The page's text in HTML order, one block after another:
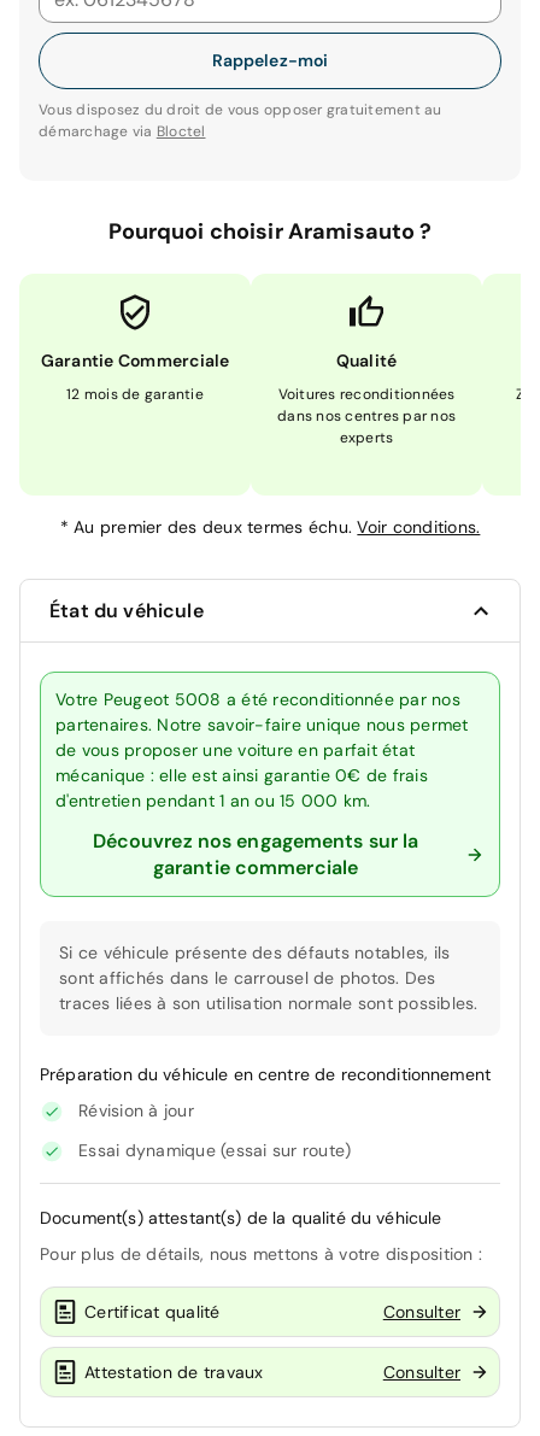
Rappelez-moi
Vous disposez du droit de vous opposer gratuitement au
démarchage via Bloctel
Pourquoi choisir Aramisauto ?
Garantie Commerciale
12 mois de garantie
Qualité
Voitures reconditionnées
dans nos centres par nos
experts
*Au premier des deux termes échu.Voir conditions.
État du véhicule
Votre Peugeot 5008 a été reconditionnée par nos
partenaires. Notre savoir-faire unique nous permet
de vous proposer une voiture en parfait état
mécanique : elle est ainsi garantie 0€ de frais
d'entretien pendant 1 an ou 15 000 km.
Découvrez nos engagements sur la
garantie commerciale
Si ce véhicule présente des défauts notables, ils
sont affichés dans le carrousel de photos. Des
traces liées à son utilisation normale sont possibles.
Préparation du véhicule en centre de reconditionnement
Révision à jour
Essai dynamique (essai sur route)
Document(s) attestant(s) de la qualité du véhicule
Pour plus de détails, nous mettons à votre disposition :
Certificat qualité Consulter
Attestation de travaux Consulter